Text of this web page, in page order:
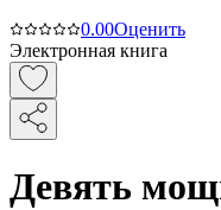
0.00Оценить
Электронная книга
Девять